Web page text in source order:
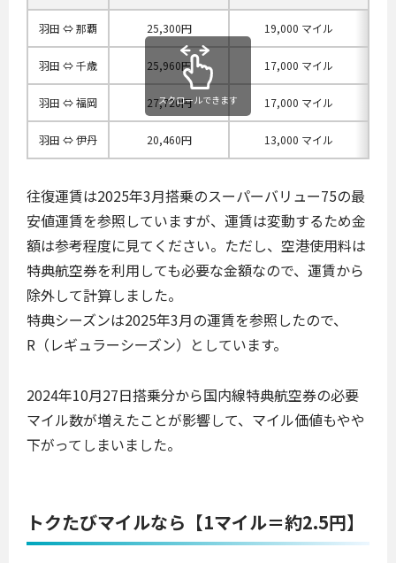
羽田 ⇔ 那覇 25,300円 19,000 マイル
羽田 ⇔ 千歳 25,960円 17,000 マイル
羽田 ⇔ 福岡 27,720円 17,000 マイル
羽田 ⇔ 伊丹 20,460円 13,000 マイル
スクロールできます
往復運賃は2025年3月搭乗のスーパーバリュー75の最
安値運賃を参照していますが、運賃は変動するため金
額は参考程度に見てください。ただし、空港使用料は
特典航空券を利用しても必要な金額なので、運賃から
除外して計算しました。
特典シーズンは2025年3月の運賃を参照したので、
R（レギュラーシーズン）としています。
2024年10月27日搭乗分から国内線特典航空券の必要
マイル数が増えたことが影響して、マイル価値もやや
下がってしまいました。
トクたびマイルなら【1マイル＝約2.5円】